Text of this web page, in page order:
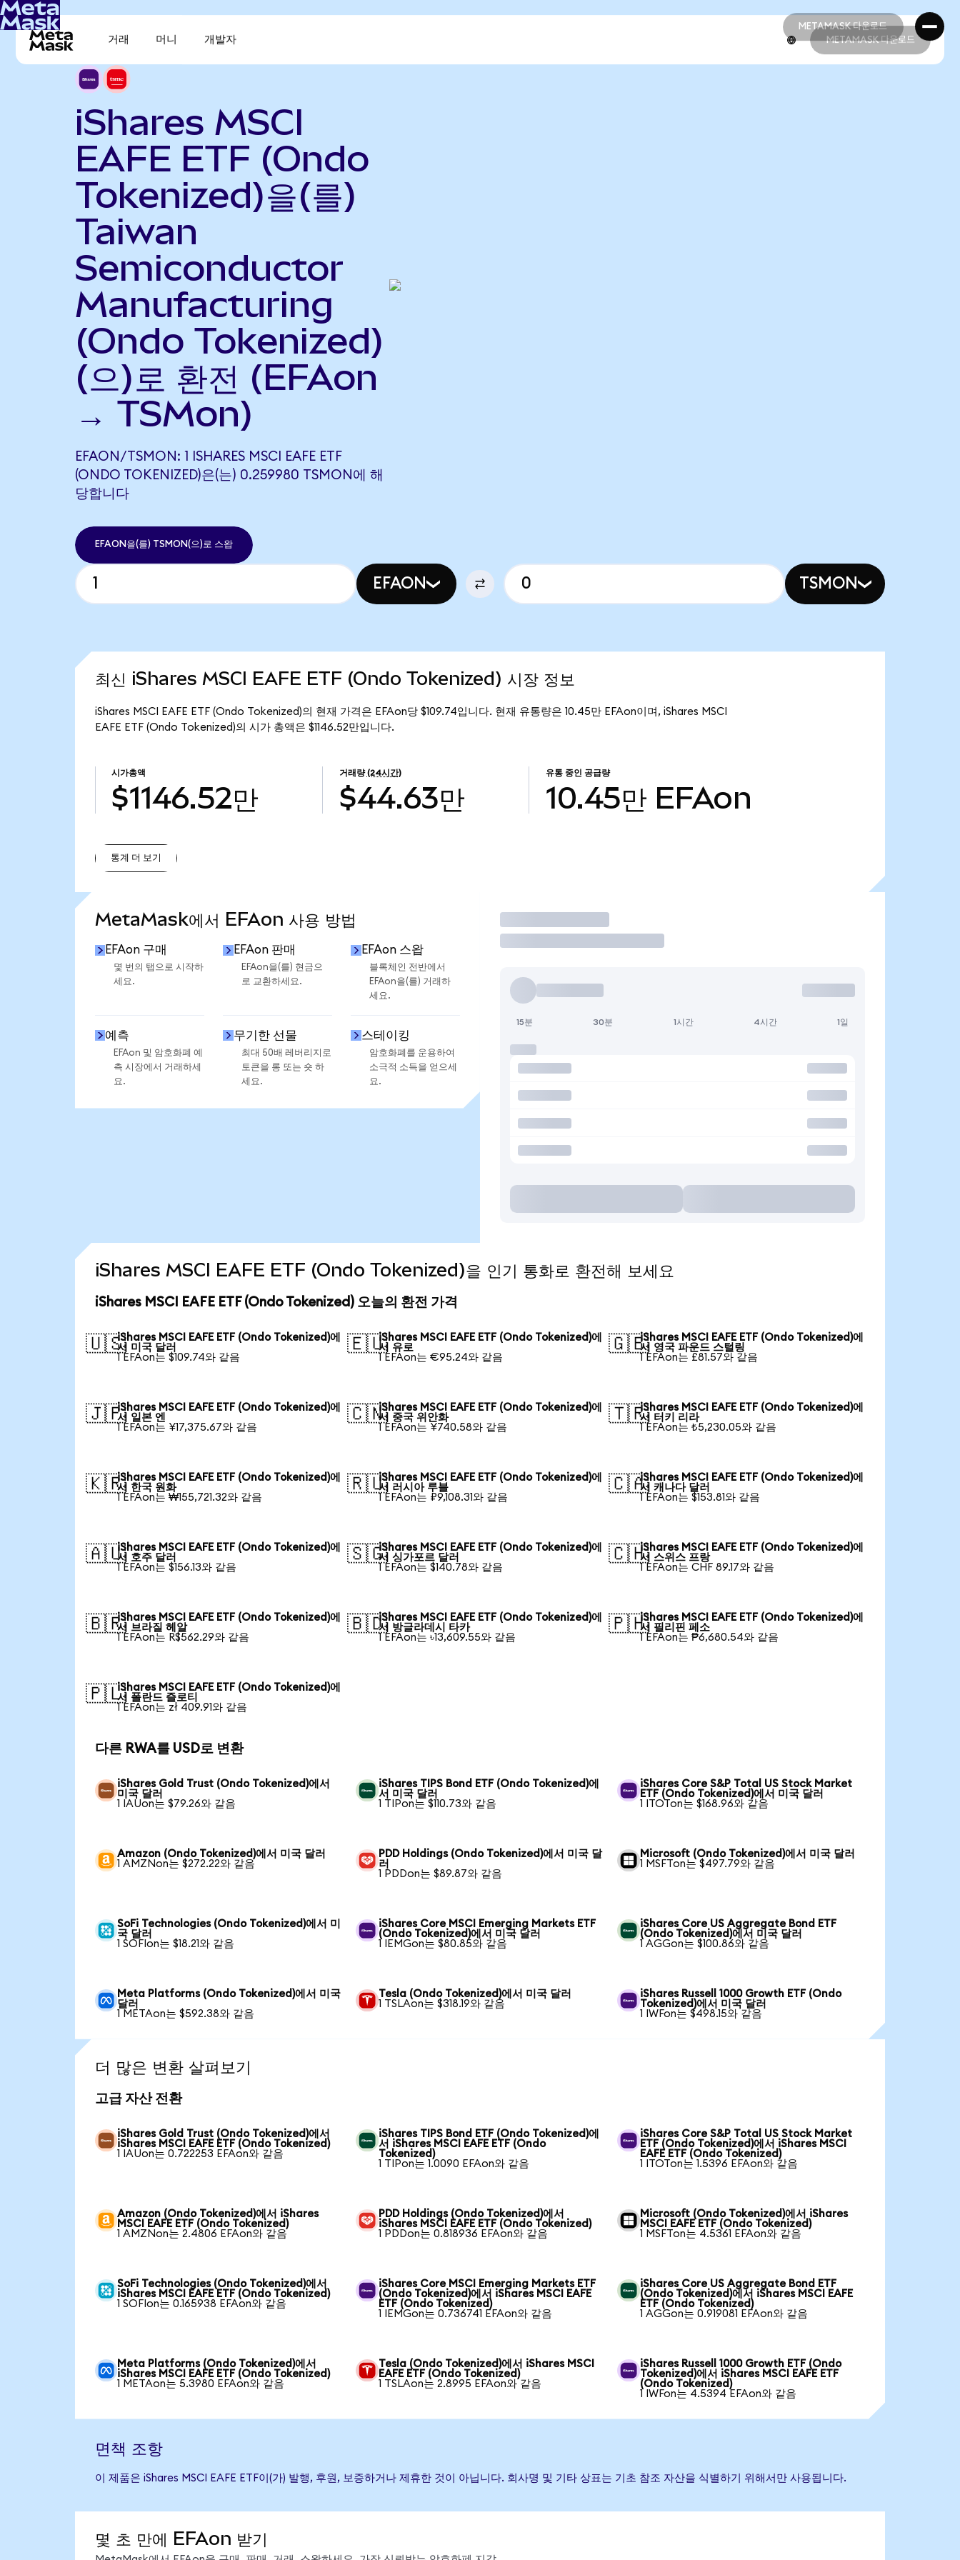
METAMASK 다운로드
METAMASK 다운로드
거래 머니 개발자 METAMASK 다운로드
iShares MSCI
EAFE ETF (Ondo
Tokenized)을(를)
Taiwan
Semiconductor
Manufacturing
(Ondo Tokenized)
(으)로 환전 (EFAon
→ TSMon)
EFAON/TSMON: 1 ISHARES MSCI EAFE ETF
(ONDO TOKENIZED)은(는) 0.259980 TSMON에 해
당합니다
EFAON을(를) TSMON(으)로 스왑
EFAON TSMON
최신 iShares MSCI EAFE ETF (Ondo Tokenized) 시장 정보
iShares MSCI EAFE ETF (Ondo Tokenized)의 현재 가격은 EFAon당 $109.74입니다. 현재 유통량은 10.45만 EFAon이며, iShares MSCI
EAFE ETF (Ondo Tokenized)의 시가 총액은 $1146.52만입니다.
시가총액
$1146.52만
거래량 (24시간)
$44.63만
유통 중인 공급량
10.45만 EFAon
통계 더 보기
MetaMask에서 EFAon 사용 방법
EFAon 구매
몇 번의 탭으로 시작하
세요.
EFAon 판매
EFAon을(를) 현금으
로 교환하세요.
EFAon 스왑
블록체인 전반에서
EFAon을(를) 거래하
세요.
예측
EFAon 및 암호화폐 예
측 시장에서 거래하세
요.
무기한 선물
최대 50배 레버리지로
토큰을 롱 또는 숏 하
세요.
스테이킹
암호화폐를 운용하여
소극적 소득을 얻으세
요.
거래
15분 30분 1시간 4시간 1일
iShares MSCI EAFE ETF (Ondo Tokenized)을 인기 통화로 환전해 보세요
iShares MSCI EAFE ETF (Ondo Tokenized) 오늘의 환전 가격
🇺🇸iShares MSCI EAFE ETF (Ondo Tokenized)에
서 미국 달러
1 EFAon는 $109.74와 같음
🇪🇺iShares MSCI EAFE ETF (Ondo Tokenized)에
서 유로
1 EFAon는 €95.24와 같음
🇬🇧iShares MSCI EAFE ETF (Ondo Tokenized)에
서 영국 파운드 스털링
1 EFAon는 £81.57와 같음
🇯🇵iShares MSCI EAFE ETF (Ondo Tokenized)에
서 일본 엔
1 EFAon는 ¥17,375.67와 같음
🇨🇳iShares MSCI EAFE ETF (Ondo Tokenized)에
서 중국 위안화
1 EFAon는 ¥740.58와 같음
🇹🇷iShares MSCI EAFE ETF (Ondo Tokenized)에
서 터키 리라
1 EFAon는 ₺5,230.05와 같음
🇰🇷iShares MSCI EAFE ETF (Ondo Tokenized)에
서 한국 원화
1 EFAon는 ₩155,721.32와 같음
🇷🇺iShares MSCI EAFE ETF (Ondo Tokenized)에
서 러시아 루블
1 EFAon는 ₽9,108.31와 같음
🇨🇦iShares MSCI EAFE ETF (Ondo Tokenized)에
서 캐나다 달러
1 EFAon는 $153.81와 같음
🇦🇺iShares MSCI EAFE ETF (Ondo Tokenized)에
서 호주 달러
1 EFAon는 $156.13와 같음
🇸🇬iShares MSCI EAFE ETF (Ondo Tokenized)에
서 싱가포르 달러
1 EFAon는 $140.78와 같음
🇨🇭iShares MSCI EAFE ETF (Ondo Tokenized)에
서 스위스 프랑
1 EFAon는 CHF 89.17와 같음
🇧🇷iShares MSCI EAFE ETF (Ondo Tokenized)에
서 브라질 헤알
1 EFAon는 R$562.29와 같음
🇧🇩iShares MSCI EAFE ETF (Ondo Tokenized)에
서 방글라데시 타카
1 EFAon는 ৳13,609.55와 같음
🇵🇭iShares MSCI EAFE ETF (Ondo Tokenized)에
서 필리핀 페소
1 EFAon는 ₱6,680.54와 같음
🇵🇱iShares MSCI EAFE ETF (Ondo Tokenized)에
서 폴란드 즐로티
1 EFAon는 zł 409.91와 같음
다른 RWA를 USD로 변환
iShares Gold Trust (Ondo Tokenized)에서
미국 달러
1 IAUon는 $79.26와 같음
iShares TIPS Bond ETF (Ondo Tokenized)에
서 미국 달러
1 TIPon는 $110.73와 같음
iShares Core S&P Total US Stock Market
ETF (Ondo Tokenized)에서 미국 달러
1 ITOTon는 $168.96와 같음
Amazon (Ondo Tokenized)에서 미국 달러
1 AMZNon는 $272.22와 같음
PDD Holdings (Ondo Tokenized)에서 미국 달
러
1 PDDon는 $89.87와 같음
Microsoft (Ondo Tokenized)에서 미국 달러
1 MSFTon는 $497.79와 같음
SoFi Technologies (Ondo Tokenized)에서 미
국 달러
1 SOFIon는 $18.21와 같음
iShares Core MSCI Emerging Markets ETF
(Ondo Tokenized)에서 미국 달러
1 IEMGon는 $80.85와 같음
iShares Core US Aggregate Bond ETF
(Ondo Tokenized)에서 미국 달러
1 AGGon는 $100.86와 같음
Meta Platforms (Ondo Tokenized)에서 미국
달러
1 METAon는 $592.38와 같음
Tesla (Ondo Tokenized)에서 미국 달러
1 TSLAon는 $318.19와 같음
iShares Russell 1000 Growth ETF (Ondo
Tokenized)에서 미국 달러
1 IWFon는 $498.15와 같음
더 많은 변환 살펴보기
고급 자산 전환
iShares Gold Trust (Ondo Tokenized)에서
iShares MSCI EAFE ETF (Ondo Tokenized)
1 IAUon는 0.722253 EFAon와 같음
iShares TIPS Bond ETF (Ondo Tokenized)에
서 iShares MSCI EAFE ETF (Ondo
Tokenized)
1 TIPon는 1.0090 EFAon와 같음
iShares Core S&P Total US Stock Market
ETF (Ondo Tokenized)에서 iShares MSCI
EAFE ETF (Ondo Tokenized)
1 ITOTon는 1.5396 EFAon와 같음
Amazon (Ondo Tokenized)에서 iShares
MSCI EAFE ETF (Ondo Tokenized)
1 AMZNon는 2.4806 EFAon와 같음
PDD Holdings (Ondo Tokenized)에서
iShares MSCI EAFE ETF (Ondo Tokenized)
1 PDDon는 0.818936 EFAon와 같음
Microsoft (Ondo Tokenized)에서 iShares
MSCI EAFE ETF (Ondo Tokenized)
1 MSFTon는 4.5361 EFAon와 같음
SoFi Technologies (Ondo Tokenized)에서
iShares MSCI EAFE ETF (Ondo Tokenized)
1 SOFIon는 0.165938 EFAon와 같음
iShares Core MSCI Emerging Markets ETF
(Ondo Tokenized)에서 iShares MSCI EAFE
ETF (Ondo Tokenized)
1 IEMGon는 0.736741 EFAon와 같음
iShares Core US Aggregate Bond ETF
(Ondo Tokenized)에서 iShares MSCI EAFE
ETF (Ondo Tokenized)
1 AGGon는 0.919081 EFAon와 같음
Meta Platforms (Ondo Tokenized)에서
iShares MSCI EAFE ETF (Ondo Tokenized)
1 METAon는 5.3980 EFAon와 같음
Tesla (Ondo Tokenized)에서 iShares MSCI
EAFE ETF (Ondo Tokenized)
1 TSLAon는 2.8995 EFAon와 같음
iShares Russell 1000 Growth ETF (Ondo
Tokenized)에서 iShares MSCI EAFE ETF
(Ondo Tokenized)
1 IWFon는 4.5394 EFAon와 같음
면책 조항
이 제품은 iShares MSCI EAFE ETF이(가) 발행, 후원, 보증하거나 제휴한 것이 아닙니다. 회사명 및 기타 상표는 기초 참조 자산을 식별하기 위해서만 사용됩니다.
몇 초 만에 EFAon 받기